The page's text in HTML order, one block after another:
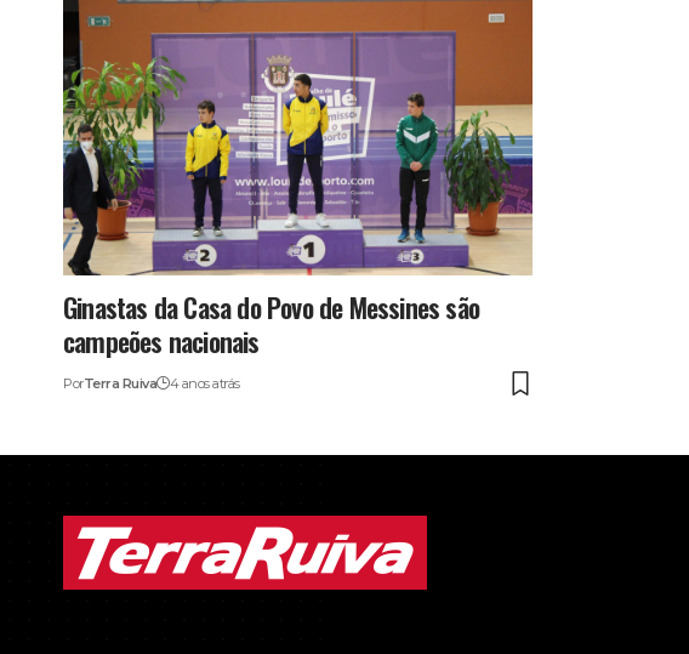
Ginastas da Casa do Povo de Messines são
campeões nacionais
PorTerra Ruiva 4 anos atrás